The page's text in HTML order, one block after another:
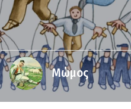
Μώμος